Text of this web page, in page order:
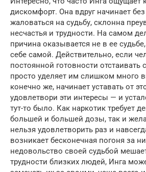
дискомфорт. Она вдруг начинает
жаловаться на судьбу, склонна
несчастья и трудности. На самом
причина оказывается не в ее
себе самой. Действительно, если
постоянной готовности отстаивать
просто уделяет им слишком много
конечно же, начинает уставать от
удовлетвори эти интересы — и
тут-то было. Как наркотик требует
большей и большей дозы, так и
нельзя удовлетворить раз и
возникает бесконечная погоня за
недовольство своей судьбой
трудности близких людей, Инга